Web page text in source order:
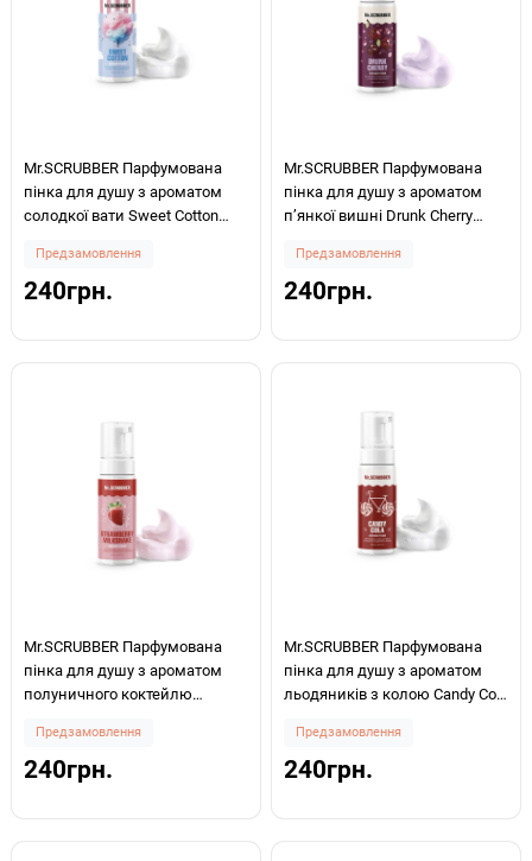
Mr.SCRUBBER Парфумована
пінка для душу з ароматом
солодкої вати Sweet Cotton
Предзамовлення
240грн.
Mr.SCRUBBER Парфумована
пінка для душу з ароматом
п’янкої вишні Drunk Cherry
Предзамовлення
240грн.
Mr.SCRUBBER Парфумована
пінка для душу з ароматом
полуничного коктейлю
Предзамовлення
240грн.
Mr.SCRUBBER Парфумована
пінка для душу з ароматом
льодяників з колою Candy Сola
Предзамовлення
240грн.